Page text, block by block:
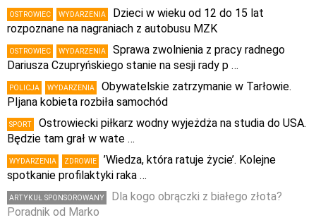
OSTROWIEC WYDARZENIA
Dzieci w wieku od 12 do 15 lat
rozpoznane na nagraniach z autobusu MZK
OSTROWIEC WYDARZENIA
Sprawa zwolnienia z pracy radnego
Dariusza Czupryńskiego stanie na sesji rady p …
POLICJA WYDARZENIA
Obywatelskie zatrzymanie w Tarłowie.
PIjana kobieta rozbiła samochód
SPORT
Ostrowiecki piłkarz wodny wyjeżdża na studia do USA.
Będzie tam grał w wate …
WYDARZENIA ZDROWIE
’Wiedza, która ratuje życie’. Kolejne
spotkanie profilaktyki raka …
ARTYKUŁ SPONSOROWANY
Dla kogo obrączki z białego złota?
Poradnik od Marko